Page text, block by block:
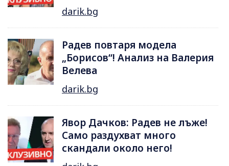
darik.bg
Радев повтаря модела
„Борисов“! Анализ на Валерия
Велева
darik.bg
Явор Дачков: Радев не лъже!
Само раздухват много
скандали около него!